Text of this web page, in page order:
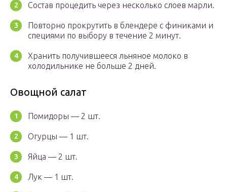
Состав процедить через несколько слоев марли.
Повторно прокрутить в блендере с финиками и
специями по выбору в течение 2 минут.
Хранить получившееся льняное молоко в
холодильнике не больше 2 дней.
Овощной салат
Помидоры — 2 шт.
Огурцы — 1 шт.
Яйца — 2 шт.
Лук — 1 шт.